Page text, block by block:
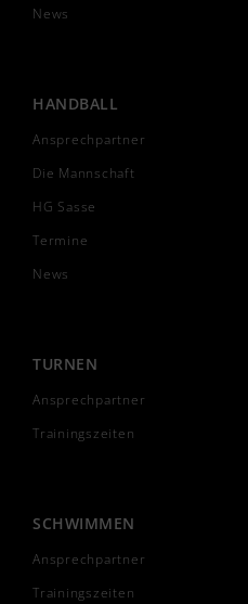
News
HANDBALL
Ansprechpartner
Die Mannschaft
HG Sasse
Termine
News
TURNEN
Ansprechpartner
Trainingszeiten
SCHWIMMEN
Ansprechpartner
Trainingszeiten